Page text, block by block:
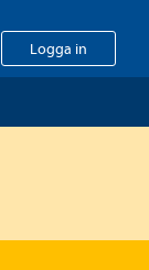
Logga in